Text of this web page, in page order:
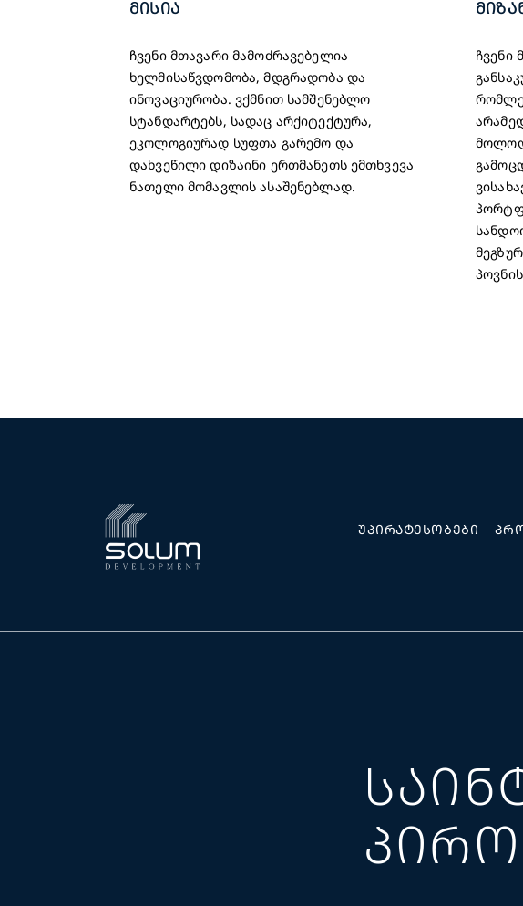
ᲛᲘᲡᲘᲐ
ჩვენი მთავარი მამოძრავებელია
ხელმისაწვდომობა, მდგრადობა და
ინოვაციურობა. ვქმნით სამშენებლო
სტანდარტებს, სადაც არქიტექტურა,
ეკოლოგიურად სუფთა გარემო და
დახვეწილი დიზაინი ერთმანეთს ემთხვევა
ნათელი მომავლის ასაშენებლად.
ჩვენი
ᲣᲞᲘᲠᲐᲢᲔᲡᲝᲑᲔᲑᲘ